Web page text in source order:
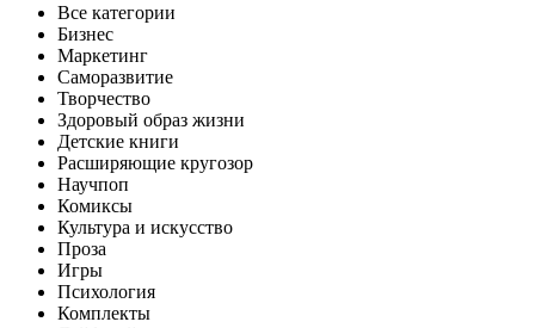
Все категории
Бизнес
Маркетинг
Саморазвитие
Творчество
Здоровый образ жизни
Детские книги
Расширяющие кругозор
Научпоп
Комиксы
Культура и искусство
Проза
Игры
Психология
Комплекты